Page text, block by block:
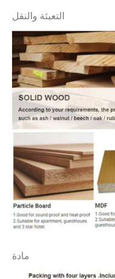
التعبئة والنقل
مادة